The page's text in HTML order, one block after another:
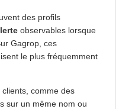
des profils
observables lorsque
Gagrop, ces
le plus fréquemment
comme des
sur un même nom ou